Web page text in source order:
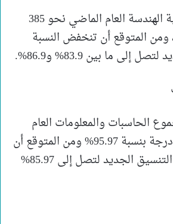
بلغ الحد الأدنى لكلية الهندسة العام الماضي نحو 385
بنسبة 93.9%، ومن المتوقع أن تنخفض النسبة
ما بين 83.9% و86.9%.
الحاسبات والمعلومات العام
الماضي نحو 393.5 درجة بنسبة 95.97% ومن المتوقع أن
تنخفض النسبة في التنسيق الجديد لتصل إلى 85.97%